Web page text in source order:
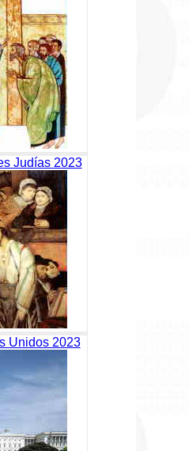
Judías 2023
Unidos 2023